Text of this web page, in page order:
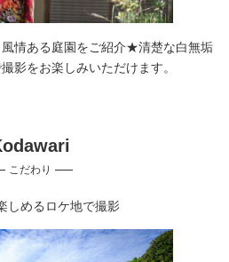
夜景での撮影
家族・友人と撮影
の撮影
スタジオでの撮影
の撮影
情ある庭園をご紹介★清楚な白無垢
影をお楽しみいただけます。
こだわり
しめるロケ地で撮影